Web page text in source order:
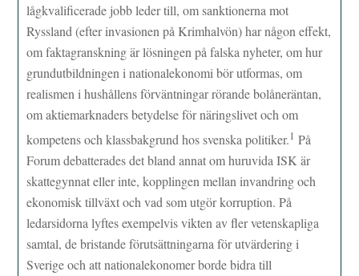
lågkvalificerade jobb leder till, om sanktionerna mot
Ryssland (efter invasionen på Krimhalvön) har någon effekt,
om faktagranskning är lösningen på falska nyheter, om hur
grundutbildningen i nationalekonomi bör utformas, om
realismen i hushållens förväntningar rörande bolåneräntan,
om aktiemarknaders betydelse för näringslivet och om
kompetens och klassbakgrund hos svenska politiker.1 På
Forum debatterades det bland annat om huruvida ISK är
skattegynnat eller inte, kopplingen mellan invandring och
ekonomisk tillväxt och vad som utgör korruption. På
ledarsidorna lyftes exempelvis vikten av fler vetenskapliga
samtal, de bristande förutsättningarna för utvärdering i
Sverige och att nationalekonomer borde bidra till